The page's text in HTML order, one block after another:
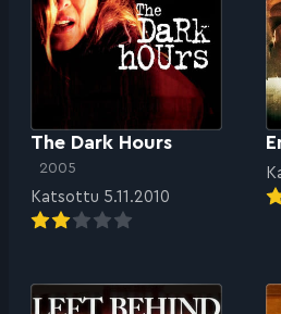
The Dark Hours
2005
Katsottu 5.11.2010